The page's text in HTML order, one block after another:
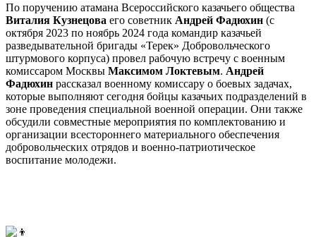
По поручению атамана Всероссийского казачьего общества
Виталия Кузнецова его советник Андрей Фадюхин (с
октября 2023 по ноябрь 2024 года командир казачьей
разведывательной бригады «Терек» Добровольческого
штурмового корпуса) провел рабочую встречу с военным
комиссаром Москвы Максимом Локтевым. Андрей
Фадюхин рассказал военному комиссару о боевых задачах,
которые выполняют сегодня бойцы казачьих подразделений в
зоне проведения специальной военной операции. Они также
обсудили совместные мероприятия по комплектованию и
организации всестороннего материального обеспечения
добровольческих отрядов и военно-патриотическое
воспитание молодежи.